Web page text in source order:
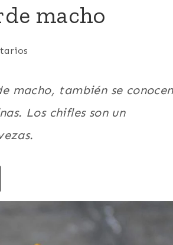
macho
macho, también se conocen
Los chifles son un